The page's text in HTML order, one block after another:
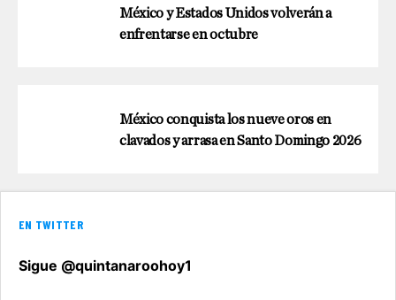
México y Estados Unidos volverán a
enfrentarse en octubre
México conquista los nueve oros en
clavados y arrasa en Santo Domingo 2026
EN TWITTER
Sigue @quintanaroohoy1